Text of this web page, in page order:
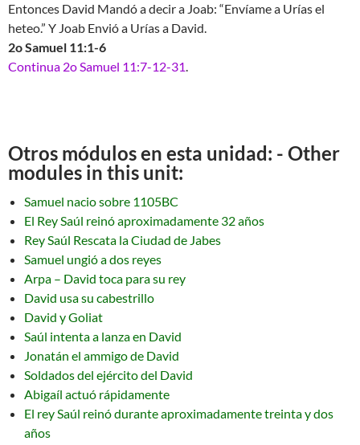
Entonces David Mandó a decir a Joab: “Envíame a Urías el
heteo.” Y Joab Envió a Urías a David.
2o Samuel 11:1-6
Continua 2o Samuel 11:7-12-31.
Otros módulos en esta unidad: - Other
modules in this unit:
Samuel nacio sobre 1105BC
El Rey Saúl reinó aproximadamente 32 años
Rey Saúl Rescata la Ciudad de Jabes
Samuel ungió a dos reyes
Arpa – David toca para su rey
David usa su cabestrillo
David y Goliat
Saúl intenta a lanza en David
Jonatán el ammigo de David
Soldados del ejército del David
Abigaíl actuó rápidamente
El rey Saúl reinó durante aproximadamente treinta y dos
años